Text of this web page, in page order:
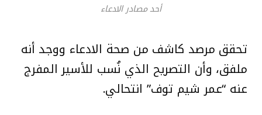
أحد مصادر الادعاء
تحقق مرصد كاشف من صحة الادعاء ووجد أنه
ملفق، وأن التصريح الذي نُسب للأسير المفرج
عنه “عمر شيم توف” انتحالي.